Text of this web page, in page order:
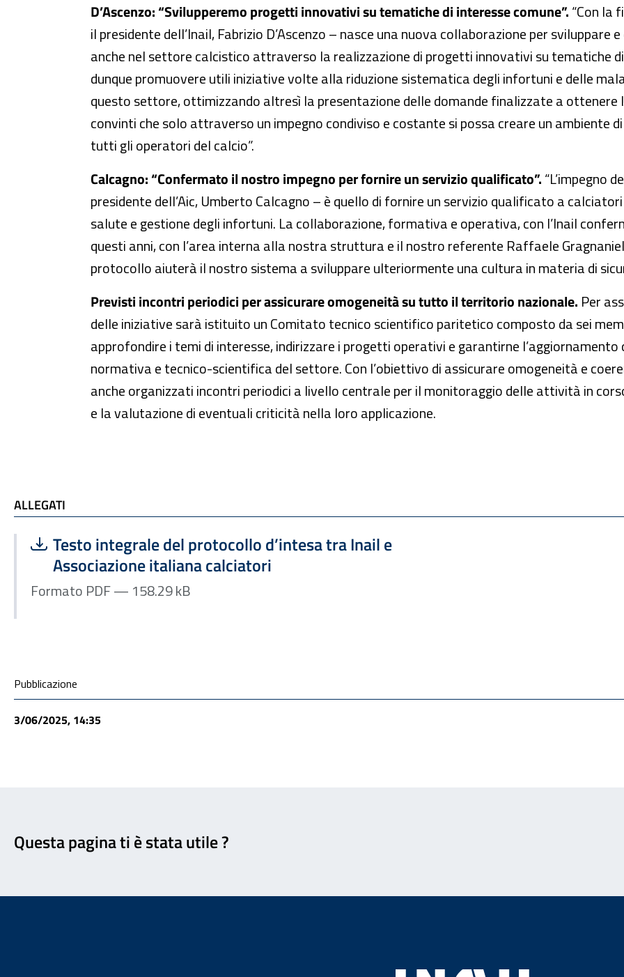
D’Ascenzo: “Svilupperemo progetti innovativi su tematiche di interesse comune”.“Con la
il presidente dell’Inail, Fabrizio D’Ascenzo – nasce una nuova collaborazione per
anche nel settore calcistico attraverso la realizzazione di progetti innovativi su tematiche
dunque promuovere utili iniziative volte alla riduzione sistematica degli infortuni e delle
questo settore, ottimizzando altresì la presentazione delle domande finalizzate a
convinti che solo attraverso un impegno condiviso e costante si possa creare un ambiente
tutti gli operatori del calcio”.
Calcagno: “Confermato il nostro impegno per fornire un servizio qualificato”.“L’impegno
presidente dell’Aic, Umberto Calcagno – è quello di fornire un servizio qualificato a
salute e gestione degli infortuni. La collaborazione, formativa e operativa, con l’Inail
questi anni, con l’area interna alla nostra struttura e il nostro referente Raffaele
protocollo aiuterà il nostro sistema a sviluppare ulteriormente una cultura in materia di
Previsti incontri periodici per assicurare omogeneità su tutto il territorio nazionale. Per
delle iniziative sarà istituito un Comitato tecnico scientifico paritetico composto da sei
approfondire i temi di interesse, indirizzare i progetti operativi e garantirne l’aggiornamento
normativa e tecnico-scientifica del settore. Con l’obiettivo di assicurare omogeneità e
anche organizzati incontri periodici a livello centrale per il monitoraggio delle attività in
e la valutazione di eventuali criticità nella loro applicazione.
ALLEGATI
ALLEGATI
Scarica file:
Testo integrale del protocollo d’intesa tra Inail e
Associazione italiana calciatori
Formato PDF — Dimensione 158.29 kB
Formato PDF — 158.29 kB
Condivisione social
Pubblicazione
3/06/2025, 14:35
Questa pagina ti è stata utile ?